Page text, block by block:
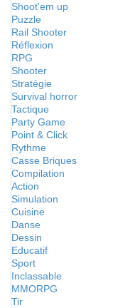
Shoot'em up
Puzzle
Rail Shooter
Réflexion
RPG
Shooter
Stratégie
Survival horror
Tactique
Party Game
Point & Click
Rythme
Casse Briques
Compilation
Action
Simulation
Cuisine
Danse
Dessin
Educatif
Sport
Inclassable
MMORPG
Tir